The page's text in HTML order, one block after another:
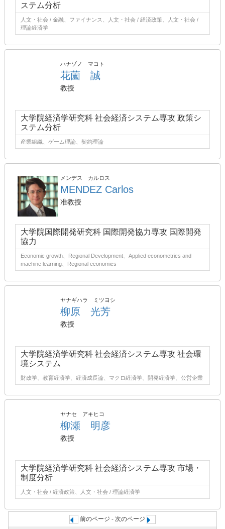
ステム分析
人文・社会 / 金融、ファイナンス、人文・社会 / 経済政策、人文・社会 /
理論経済学
ハナゾノ マコト
花薗 誠
教授
大学院経済学研究科 社会経済システム専攻 政策シ
ステム分析
産業組織、ゲーム理論、契約理論
メンデス カルロス
MENDEZ Carlos
准教授
大学院国際開発研究科 国際開発協力専攻 国際開発
協力
Economic growth、Regional Development、Applied econometrics and
machine learning、Regional economics
ヤナギハラ ミツヨシ
柳原 光芳
教授
大学院経済学研究科 社会経済システム専攻 社会環
境システム
財政学、教育経済学、経済成長論、マクロ経済学、開発経済学、公営企業
ヤナセ アキヒコ
柳瀬 明彦
教授
大学院経済学研究科 社会経済システム専攻 市場・
制度分析
人文・社会 / 経済政策、人文・社会 / 理論経済学
前のページ - 次のページ